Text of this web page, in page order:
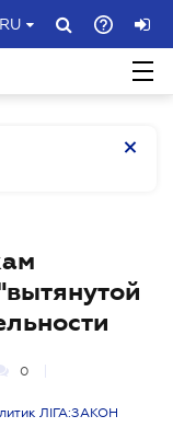
RU
0
ЛІГА:ЗАКОН